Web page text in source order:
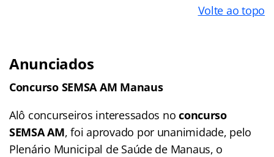
Volte ao topo
Anunciados
Concurso SEMSA AM Manaus
Alô concurseiros interessados noconcurso
SEMSA AM, foi aprovado por unanimidade, pelo
Plenário Municipal de Saúde de Manaus, o